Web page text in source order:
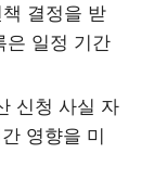
결정을 받
은 일정 기간
신청 사실 자
영향을 미